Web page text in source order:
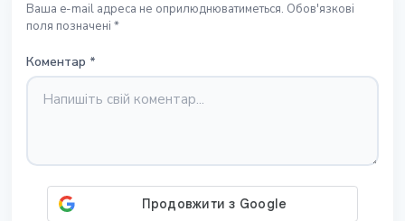
Ваша e-mail адреса не оприлюднюватиметься. Обов'язкові
поля позначені *
Коментар *